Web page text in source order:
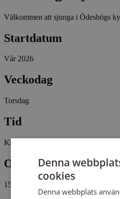
Välkommen att sjunga i Ödeshögs
Startdatum
Vår 2026
Veckodag
Torsdag
Tid
Kl 18:45 - 21:00
Omfattning
15 tillfällen, 40 studietimmar
Denna
cookies
Denna webbplats